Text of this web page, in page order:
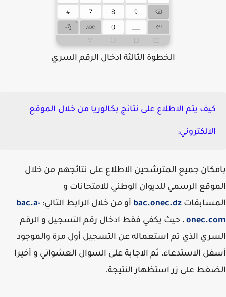
الخطوة الثالثة ادخال الرقم السري
كيف يتم الاطلاع على نتائج بكالوريا من خلال الموقع
الالكتروني:
جميع المترشحين الاطلاع على نتائجهم من خلال
الرسمي للديوان الوطني للامتحانات و
bac.onec.dzأو من خلال الرابط التالي:bac.a-
، حيث يكفي فقط ادخال رقم التسجيل و الرقم
الذي تم استعماله عن التسجيل أول مرة والموجود
الاستدعاء، ثم الاجابة على السؤال العشوائي و أخيرا
على زر استظهار النتيجة.